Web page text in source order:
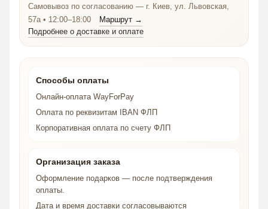
Самовывоз по согласованию — г. Киев, ул. Львовская,
57а • 12:00–18:00
Маршрут →
Подробнее о доставке и оплате
Способы оплаты
Онлайн-оплата WayForPay
Оплата по реквизитам IBAN ФЛП
Корпоративная оплата по счету ФЛП
Организация заказа
Оформление подарков — после подтверждения
оплаты.
Дата и время доставки согласовываются